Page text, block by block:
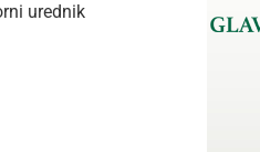
urednik